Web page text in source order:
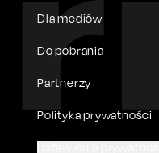
Dla mediów
Do pobrania
Partnerzy
Polityka prywatności